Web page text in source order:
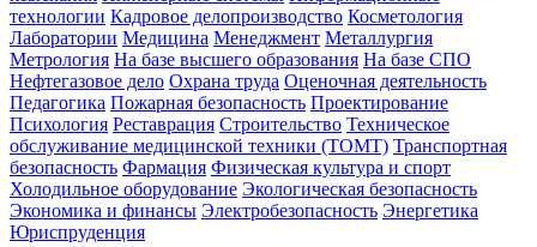
технологии Кадровое делопроизводство Косметология
Лаборатории Медицина Менеджмент Металлургия
Метрология На базе высшего образования На базе СПО
Нефтегазовое дело Охрана труда Оценочная деятельность
Педагогика Пожарная безопасность Проектирование
Психология Реставрация Строительство Техническое
обслуживание медицинской техники (ТОМТ) Транспортная
безопасность Фармация Физическая культура и спорт
Холодильное оборудование Экологическая безопасность
Экономика и финансы Электробезопасность Энергетика
Юриспруденция